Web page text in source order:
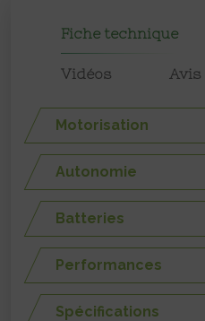
Fiche technique
Vidéos Avis
Motorisation
Autonomie
Batteries
Performances
Spécifications